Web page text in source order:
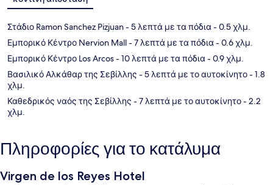
Στάδιο Ramon Sanchez Pizjuan- 5 λεπτά με τα πόδια- 0.5 χλμ.
Εμπορικό Κέντρο Nervion Mall- 7 λεπτά με τα πόδια- 0.6 χλμ.
Εμπορικό Κέντρο Los Arcos- 10 λεπτά με τα πόδια- 0.9 χλμ.
Βασιλικό Αλκάθαρ της Σεβίλλης - 5 λεπτά με το αυτοκίνητο- 1.8
χλμ.
Καθεδρικός ναός της Σεβίλλης - 7 λεπτά με το αυτοκίνητο- 2.2
χλμ.
Πληροφορίες για το κατάλυμα
Virgen de los Reyes Hotel